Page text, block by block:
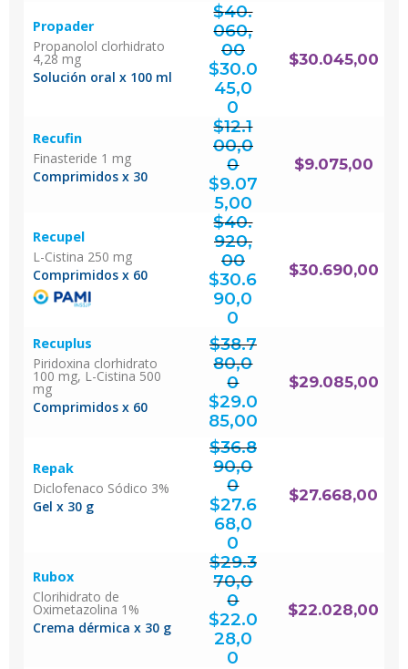
Propader
Propanolol clorhidrato
4,28 mg
Solución oral x 100 ml
$40.
060,
00
El
precio
original
era:
$40.060,00.
$30.0
45,0
0El
precio
$30.045,00
Recufin
Finasteride 1 mg
Comprimidos x 30
$12.1
00,0
0
El
precio
original
era:
$12.100,00.
$9.07
5,00Elprecio
actual
es:
$9.075,00.
$9.075,00
Recupel
L-Cistina 250 mg
Comprimidos x 60
$40.
920,
00
El
precio
original
era:
$40.920,00.
$30.6
90,0
0El
precio
$30.690,00
Recuplus
Piridoxina clorhidrato
100 mg, L-Cistina 500
mg
Comprimidos x 60
$38.7
80,0
0
El
precio
original
era:
$38.780,00.
$29.0
85,00precio
actual
es:
$29.085,00.
$29.085,00
Repak
Diclofenaco Sódico 3%
Gel x 30 g
$36.8
90,0
0
El
precio
original
era:
$36.890,00.
$27.6
68,0
0El
precio
$27.668,00
Rubox
Clorihidrato de
Oximetazolina 1%
Crema dérmica x 30 g
$29.3
70,0
0
El
precio
original
era:
$29.370,00.
$22.0
28,0
0El
precio
$22.028,00